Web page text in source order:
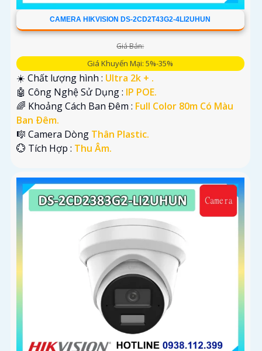
CAMERA HIKVISION DS-2CD2T43G2-4LI2UHUN
Giá Bán:
Giá Khuyến Mại: 5%-35%
☀️ Chất lượng hình : Ultra 2k + .
🤖️ Công Nghệ Sử Dụng : IP POE.
🌈 Khoảng Cách Ban Đêm : Full Color 80m Có Màu
Ban Ðêm.
🎼️ Camera Dòng Thân Plastic.
️💮 Tích Hợp : Thu Âm.